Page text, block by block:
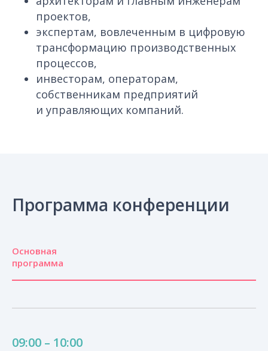
проектов,
экспертам, вовлеченным в цифровую
трансформацию производственных
процессов,
инвесторам, операторам,
собственникам предприятий
и управляющих компаний.
Программа конференции
Основная
программа
09:00 – 10:00